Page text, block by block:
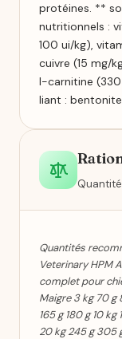
protéines. **
nutritionnels :
100 ui/kg),
cuivre (15 mg/
l-carnitine
liant :
Quantités
Veterinary HPM
complet pour
Maigre 3 kg 70 g
165 g 180 g 10
20 kg 245 g 305